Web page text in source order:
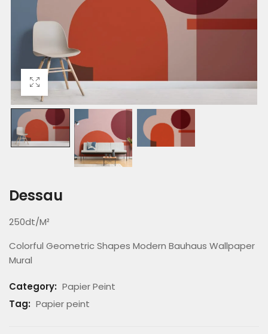
Dessau
250dt/M²
Colorful Geometric Shapes Modern Bauhaus Wallpaper
Mural
Category: Papier Peint
Tag: Papier peint